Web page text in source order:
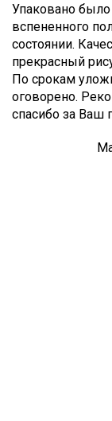
Упаковано было
вспененного
состоянии.
прекрасный
По срокам
оговорено.
спасибо за Ваш